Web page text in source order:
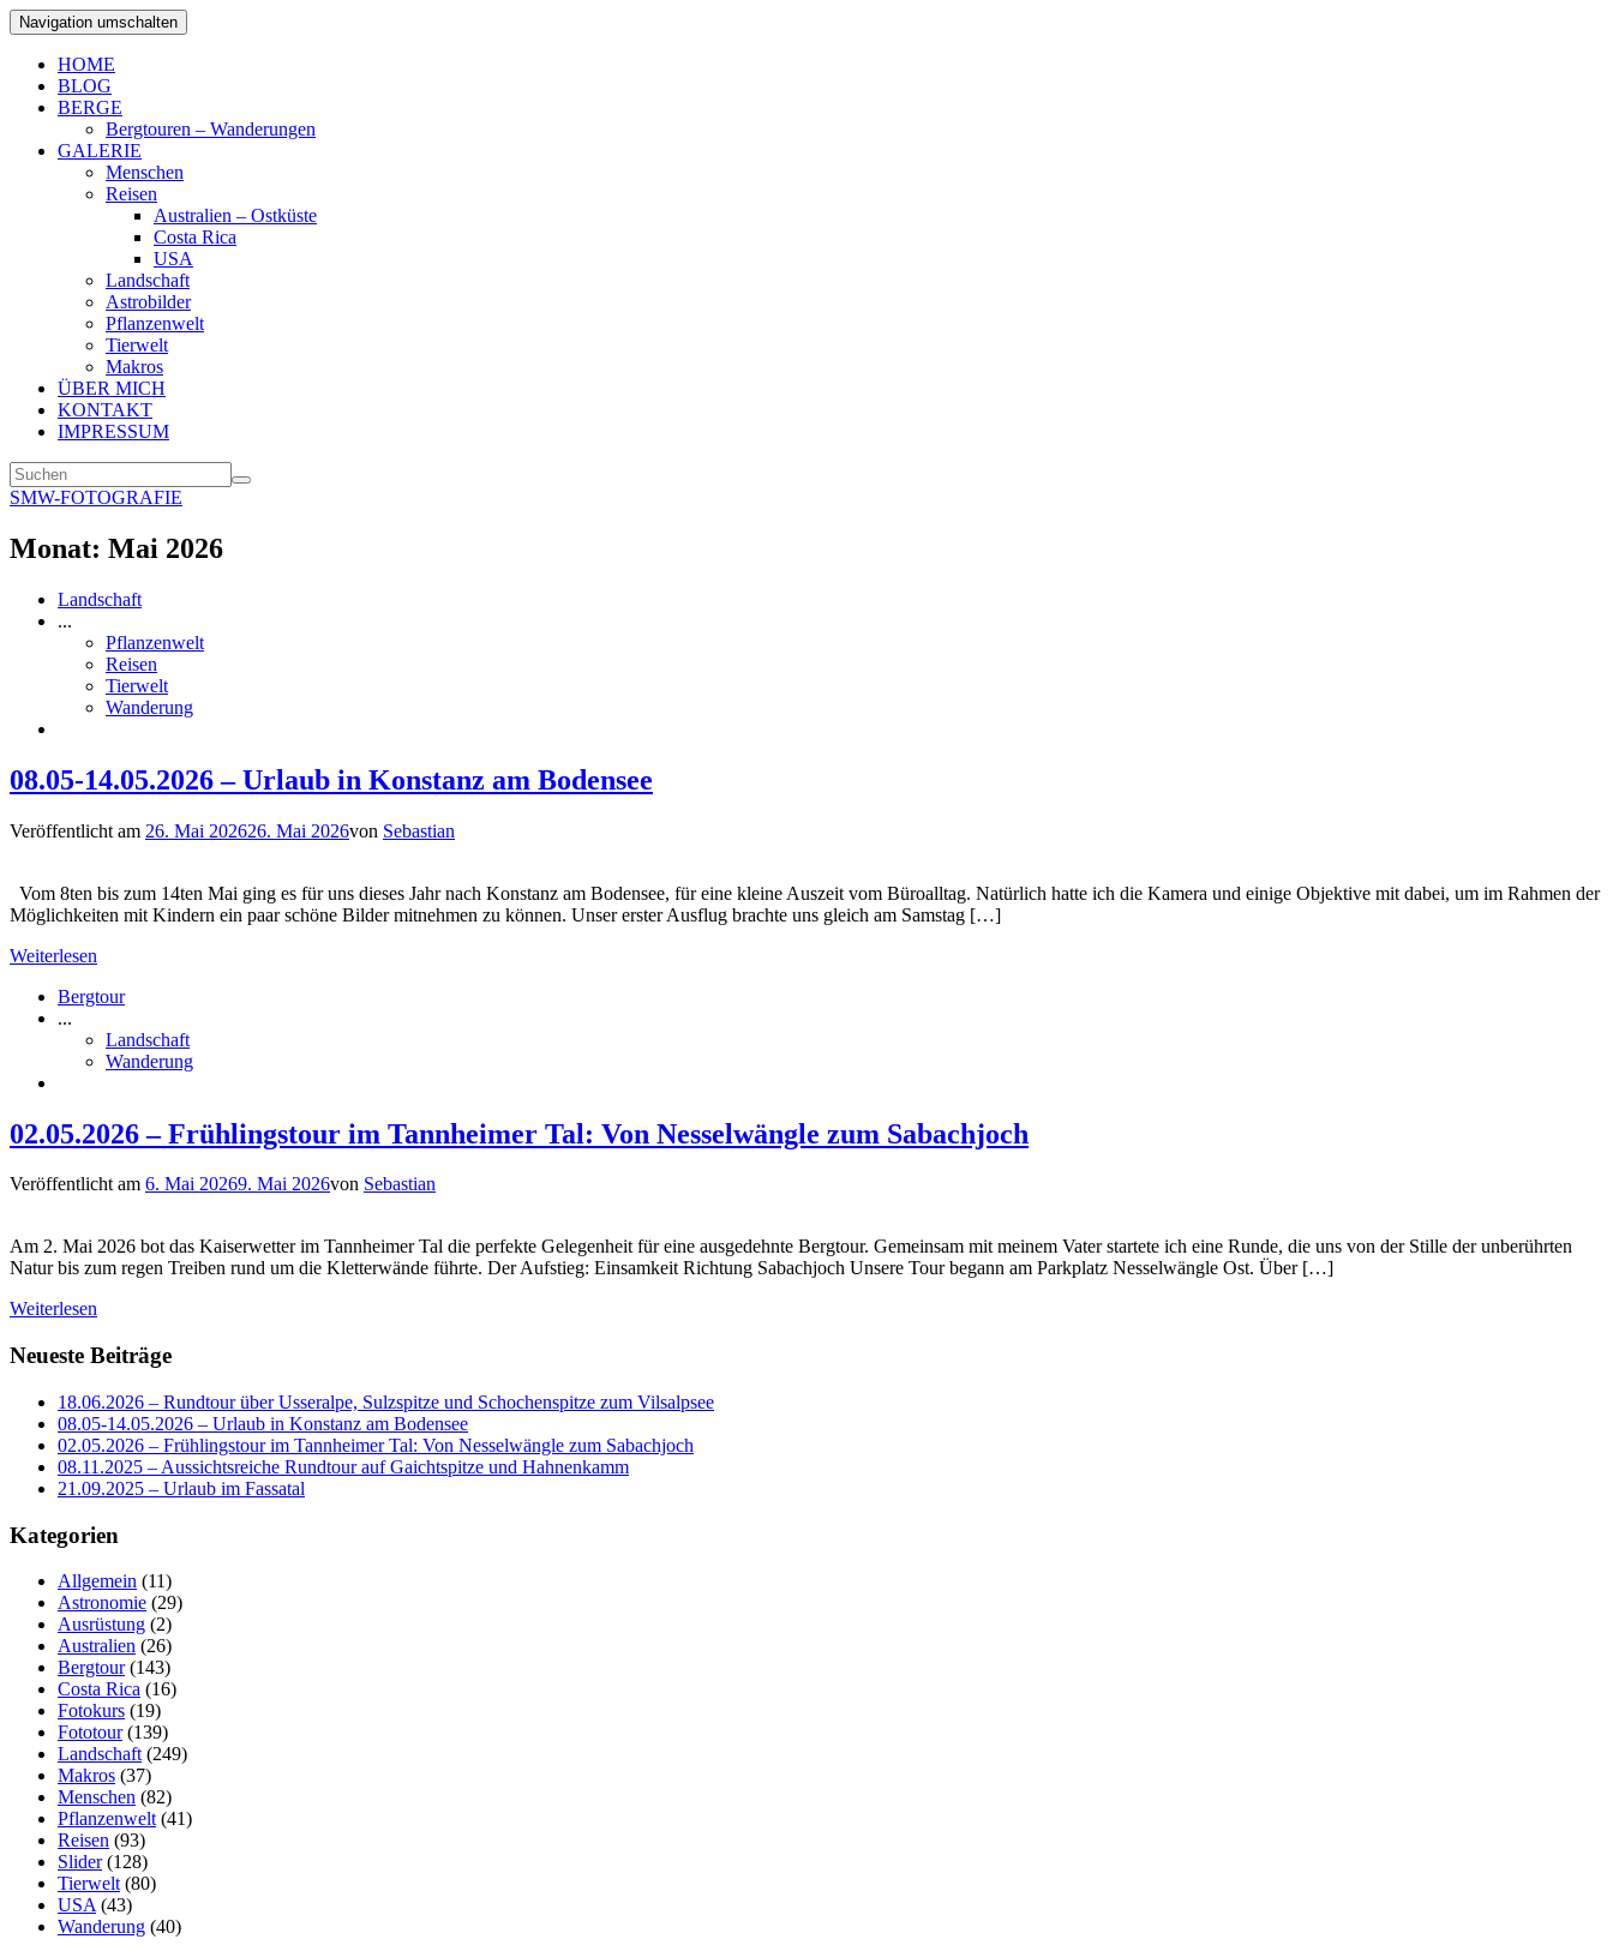
Navigation umschalten
HOME
BLOG
BERGE
Bergtouren – Wanderungen
GALERIE
Menschen
Reisen
Australien – Ostküste
Costa Rica
USA
Landschaft
Astrobilder
Pflanzenwelt
Tierwelt
Makros
ÜBER MICH
KONTAKT
IMPRESSUM
SMW-FOTOGRAFIE
Monat: Mai 2026
Landschaft
...
Pflanzenwelt
Reisen
Tierwelt
Wanderung
08.05-14.05.2026 – Urlaub in Konstanz am Bodensee
Veröffentlicht am 26. Mai 202626. Mai 2026von Sebastian
Vom 8ten bis zum 14ten Mai ging es für uns dieses Jahr nach Konstanz am Bodensee, für eine kleine Auszeit vom Büroalltag. Natürlich hatte ich die Kamera und einige Objektive mit dabei, um im Rahmen der
Möglichkeiten mit Kindern ein paar schöne Bilder mitnehmen zu können. Unser erster Ausflug brachte uns gleich am Samstag […]
Weiterlesen
Bergtour
...
Landschaft
Wanderung
02.05.2026 – Frühlingstour im Tannheimer Tal: Von Nesselwängle zum Sabachjoch
Veröffentlicht am 6. Mai 20269. Mai 2026von Sebastian
Am 2. Mai 2026 bot das Kaiserwetter im Tannheimer Tal die perfekte Gelegenheit für eine ausgedehnte Bergtour. Gemeinsam mit meinem Vater startete ich eine Runde, die uns von der Stille der unberührten
Natur bis zum regen Treiben rund um die Kletterwände führte. Der Aufstieg: Einsamkeit Richtung Sabachjoch Unsere Tour begann am Parkplatz Nesselwängle Ost. Über […]
Weiterlesen
Neueste Beiträge
18.06.2026 – Rundtour über Usseralpe, Sulzspitze und Schochenspitze zum Vilsalpsee
08.05-14.05.2026 – Urlaub in Konstanz am Bodensee
02.05.2026 – Frühlingstour im Tannheimer Tal: Von Nesselwängle zum Sabachjoch
08.11.2025 – Aussichtsreiche Rundtour auf Gaichtspitze und Hahnenkamm
21.09.2025 – Urlaub im Fassatal
Kategorien
Allgemein (11)
Astronomie (29)
Ausrüstung (2)
Australien (26)
Bergtour(143)
Costa Rica (16)
Fotokurs (19)
Fototour(139)
Landschaft (249)
Makros (37)
Menschen (82)
Pflanzenwelt (41)
Reisen (93)
Slider(128)
Tierwelt (80)
USA (43)
Wanderung (40)